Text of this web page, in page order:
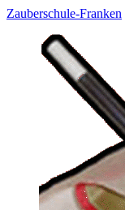
Zauberschule-Franken